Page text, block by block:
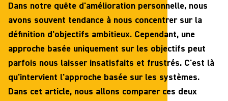
Dans notre quête d'amélioration personnelle, nous
avons souvent tendance à nous concentrer sur la
définition d'objectifs ambitieux. Cependant, une
approche basée uniquement sur les objectifs peut
parfois nous laisser insatisfaits et frustrés. C'est là
qu'intervient l'approche basée sur les systèmes.
Dans cet article, nous allons comparer ces deux